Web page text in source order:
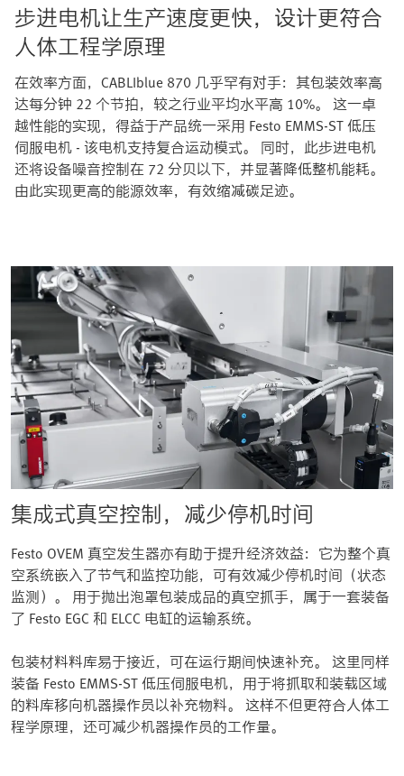
步进电机让生产速度更快，设计更符合
人体工程学原理
在效率方面，CABLIblue 870 几乎罕有对手：其包装效率高
达每分钟 22 个节拍，较之行业平均水平高 10%。 这一卓
越性能的实现，得益于产品统一采用 Festo EMMS-ST 低压
伺服电机 - 该电机支持复合运动模式。 同时，此步进电机
还将设备噪音控制在 72 分贝以下，并显著降低整机能耗。
由此实现更高的能源效率，有效缩减碳足迹。
集成式真空控制，减少停机时间
Festo OVEM 真空发生器亦有助于提升经济效益：它为整个真
空系统嵌入了节气和监控功能，可有效减少停机时间（状态
监测）。 用于抛出泡罩包装成品的真空抓手，属于一套装备
了 Festo EGC 和 ELCC 电缸的运输系统。
包装材料料库易于接近，可在运行期间快速补充。 这里同样
装备 Festo EMMS-ST 低压伺服电机，用于将抓取和装载区域
的料库移向机器操作员以补充物料。 这样不但更符合人体工
程学原理，还可减少机器操作员的工作量。